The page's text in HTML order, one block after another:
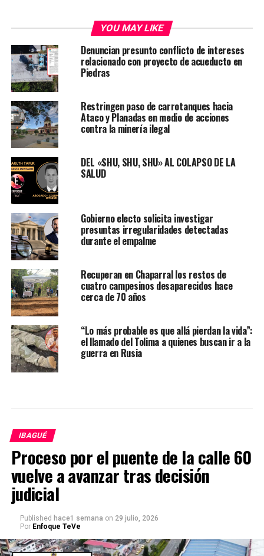
YOU MAY LIKE
Denuncian presunto conflicto de intereses
relacionado con proyecto de acueducto en
Piedras
Restringen paso de carrotanques hacia
Ataco y Planadas en medio de acciones
contra la minería ilegal
DEL «SHU, SHU, SHU» AL COLAPSO DE LA
SALUD
Gobierno electo solicita investigar
presuntas irregularidades detectadas
durante el empalme
Recuperan en Chaparral los restos de
cuatro campesinos desaparecidos hace
cerca de 70 años
“Lo más probable es que allá pierdan la vida”:
el llamado del Tolima a quienes buscan ir a la
guerra en Rusia
IBAGUÉ
Proceso por el puente de la calle 60
vuelve a avanzar tras decisión
judicial
Published hace1 semana on 29 julio, 2026
Por Enfoque TeVe